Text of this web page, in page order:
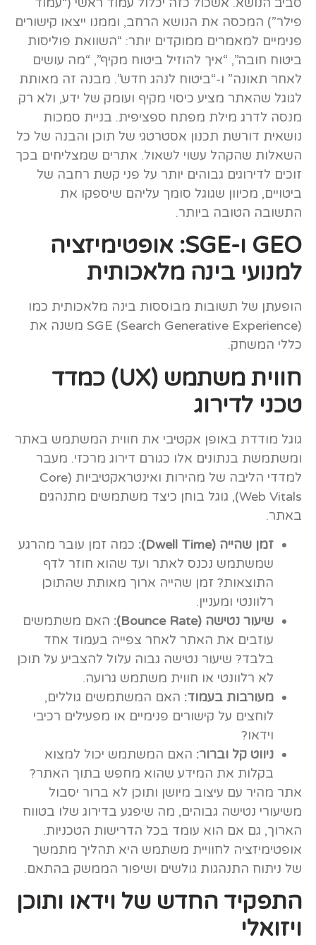
פילר”) המכסה את הנושא הרחב, וממנו ייצאו קישורים
פנימיים למאמרים ממוקדים יותר: “השוואת פוליסות
ביטוח חובה”, “איך להוזיל ביטוח מקיף”, “מה עושים
לאחר תאונה” ו-“ביטוח לנהג חדש”. מבנה זה מאותת
לגוגל שהאתר מציע כיסוי מקיף ועומק של ידע, ולא רק
מנסה לדרג מילת מפתח ספציפית. בניית סמכות
נושאית דורשת תכנון אסטרטגי של תוכן והבנה של כל
השאלות שהקהל עשוי לשאול. אתרים שמצליחים בכך
זוכים לדירוגים גבוהים יותר על פני קשת רחבה של
ביטויים, מכיוון שגוגל סומך עליהם שיספקו את
התשובה הטובה ביותר.
GEO ו-SGE: אופטימיזציה
למנועי בינה מלאכותית
הופעתן של תשובות מבוססות בינה מלאכותית כמו
(SGE (Search Generative Experience משנה את
כללי המשחק.
חווית משתמש (UX) כמדד
טכני לדירוג
גוגל מודדת באופן אקטיבי את חווית המשתמש באתר
ומשתמשת בנתונים אלו כגורם דירוג מרכזי. מעבר
למדדי הליבה של מהירות ואינטראקטיביות (Core
Web Vitals), גוגל בוחן כיצד משתמשים מתנהגים
באתר.
זמן שהייה (Dwell Time):
כמה זמן עובר מהרגע
שמשתמש נכנס לאתר ועד שהוא חוזר לדף
התוצאות? זמן שהייה ארוך מאותת שהתוכן
רלוונטי ומעניין.
שיעור נטישה (Bounce Rate):
האם משתמשים
עוזבים את האתר לאחר צפייה בעמוד אחד
בלבד? שיעור נטישה גבוה עלול להצביע על תוכן
לא רלוונטי או חווית משתמש גרועה.
מעורבות בעמוד: האם המשתמשים גוללים,
לוחצים על קישורים פנימיים או מפעילים רכיבי
וידאו?
ניווט קל וברור: האם המשתמש יכול למצוא
בקלות את המידע שהוא מחפש בתוך האתר?
אתר מהיר עם עיצוב מיושן ותוכן לא ברור יסבול
משיעורי נטישה גבוהים, מה שיפגע בדירוג שלו בטווח
הארוך, גם אם הוא עומד בכל הדרישות הטכניות.
אופטימיזציה לחוויית משתמש היא תהליך מתמשך
של ניתוח התנהגות גולשים ושיפור הממשק בהתאם.
התפקיד החדש של וידאו ותוכן
ויזואלי